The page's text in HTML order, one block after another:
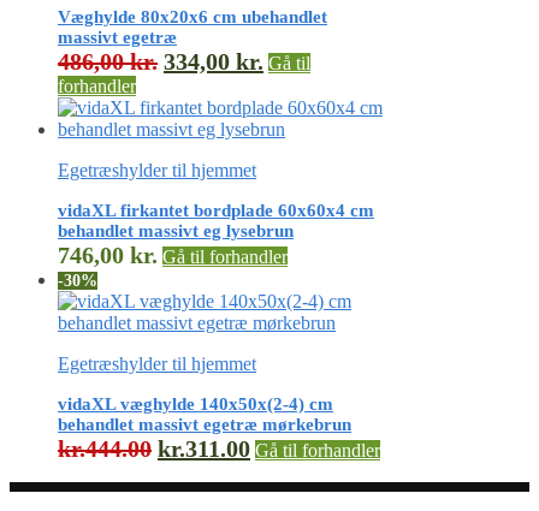
Væghylde 80x20x6 cm ubehandlet
massivt egetræ
486,00kr. 334,00 kr. Gå til
forhandler
Egetræshylder til hjemmet
vidaXL firkantet bordplade 60x60x4 cm
behandlet massivt eg lysebrun
746,00 kr. Gå til forhandler
-30%
Egetræshylder til hjemmet
vidaXL væghylde 140x50x(2-4) cm
behandlet massivt egetræ mørkebrun
kr.444.00 kr.311.00 Gå til forhandler